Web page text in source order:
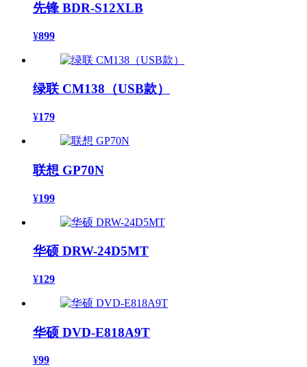
先锋 BDR-S12XLB
¥899
绿联 CM138（USB款）
¥179
联想 GP70N
¥199
华硕 DRW-24D5MT
¥129
华硕 DVD-E818A9T
¥99